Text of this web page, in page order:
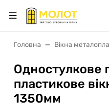
Головна Вікна
Одностулкове
пластикове
1350мм